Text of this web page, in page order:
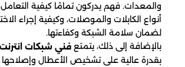
والمعدات. فهم يدركون تمامًا كيفية
أنواع الكابلات والموصلات، وكيفية إجراء
لضمان سلامة الشبكة وكفاءتها.
بالإضافة إلى ذلك، يتمتع فني شبكات
بقدرة عالية على تشخيص الأعطال